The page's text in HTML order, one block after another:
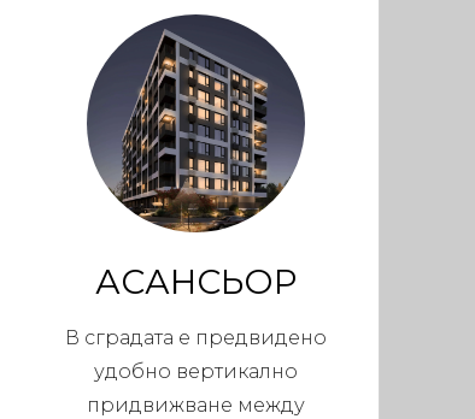
АСАНСЬОР
В сградата е предвидено
удобно вертикално
придвижване между